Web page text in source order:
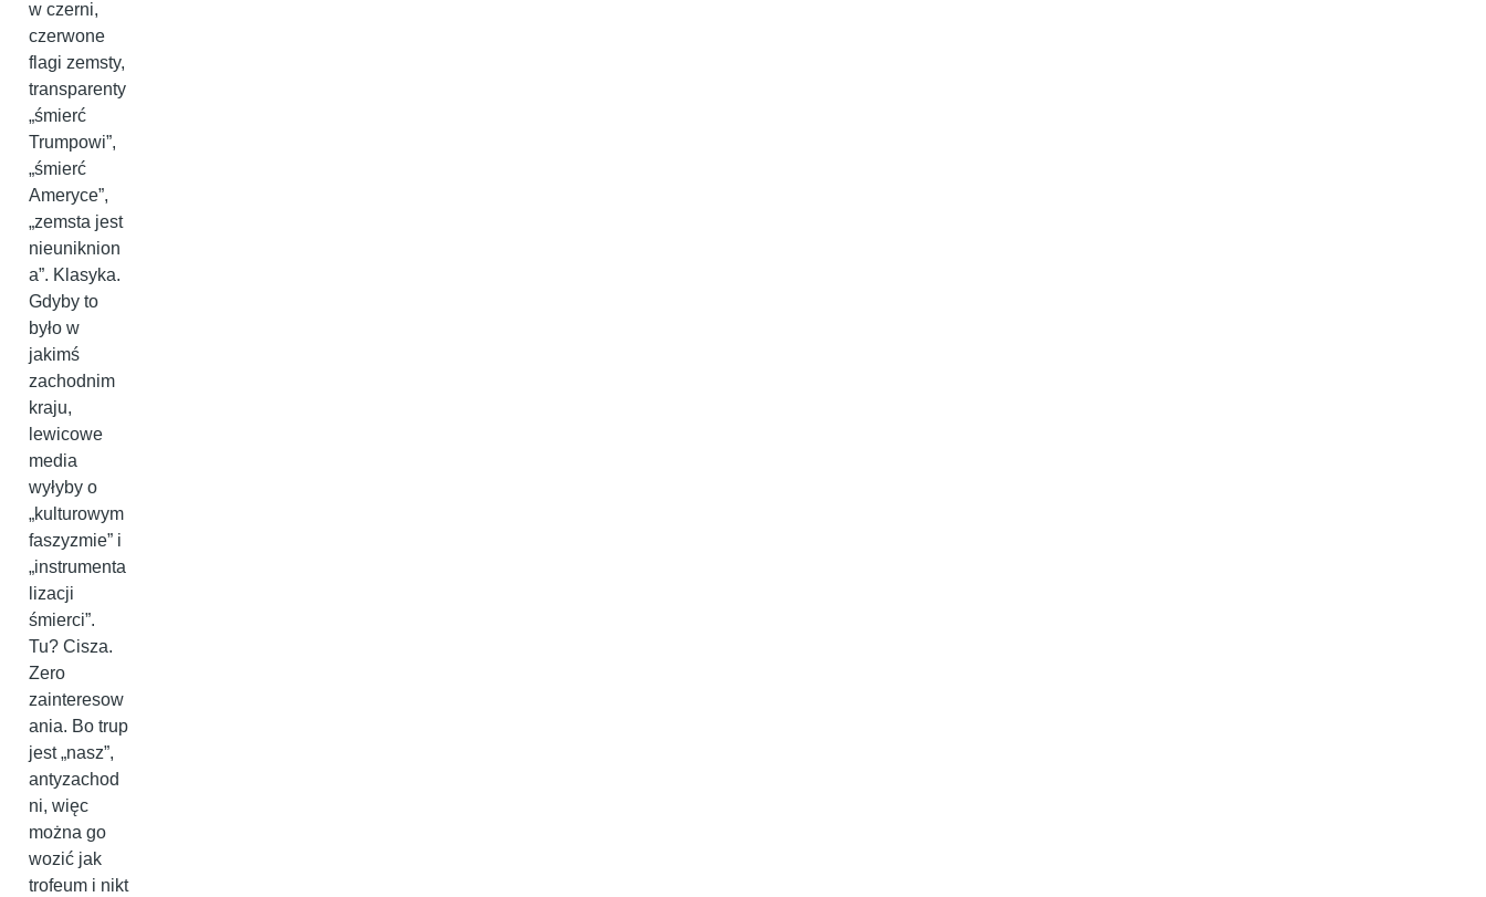
w czerni,
czerwone
flagi zemsty,
transparenty
„śmierć
Trumpowi”,
„śmierć
Ameryce”,
„zemsta jest
nieuniknion
a”. Klasyka.
Gdyby to
było w
jakimś
zachodnim
kraju,
lewicowe
media
wyłyby o
„kulturowym
faszyzmie” i
„instrumenta
lizacji
śmierci”.
Tu? Cisza.
Zero
zainteresow
ania. Bo trup
jest „nasz”,
antyzachod
ni, więc
można go
wozić jak
trofeum i nikt